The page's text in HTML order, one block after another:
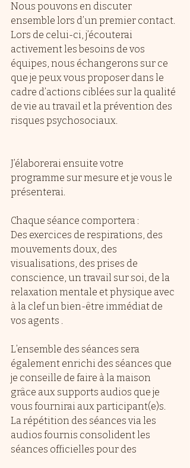
Nous pouvons en discuter
ensemble lors d’un premier contact.
Lors de celui-ci, j’écouterai
activement les besoins de vos
équipes, nous échangerons sur ce
que je peux vous proposer dans le
cadre d’actions ciblées sur la qualité
de vie au travail et la prévention des
risques psychosociaux.
J’élaborerai ensuite votre
programme sur mesure et je vous le
présenterai.
Chaque séance comportera :
Des exercices de respirations, des
mouvements doux, des
visualisations, des prises de
conscience, un travail sur soi, de la
relaxation mentale et physique avec
à la clef un bien-être immédiat de
vos agents .
L’ensemble des séances sera
également enrichi des séances que
je conseille de faire à la maison
grâce aux supports audios que je
vous fournirai aux participant(e)s.
La répétition des séances via les
audios fournis consolident les
séances officielles pour des